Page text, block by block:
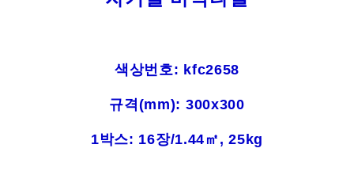
색상번호: kfc2658
규격(mm): 300x300
1박스: 16장/1.44㎡, 25kg